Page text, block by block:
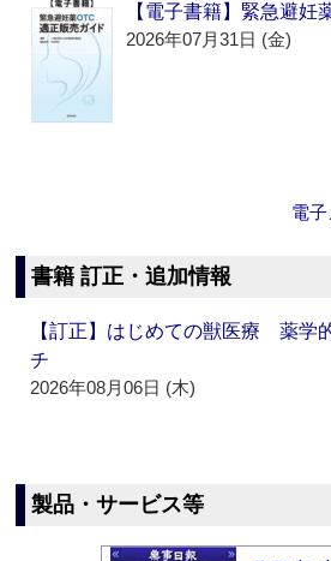
【電子書籍】緊急避妊
2026年07月31日 (金)
電
書籍 訂正・追加情報
【訂正】はじめての獣医療 薬学
チ
2026年08月06日 (木)
製品・サービス等